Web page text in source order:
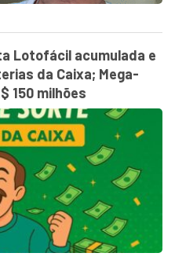
Lotofácil acumulada e
da Caixa; Mega-
150 milhões